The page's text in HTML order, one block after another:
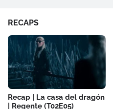
RECAPS
Recap | La casa del dragón
| Regente (T02E05)